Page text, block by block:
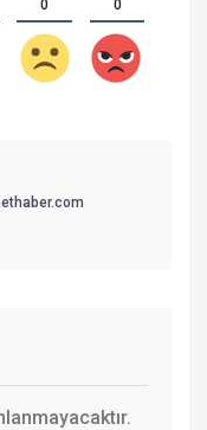
0 0